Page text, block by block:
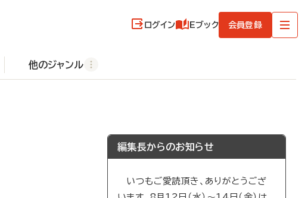
ログイン Eブック 会員登録
他のジャンル
編集長からのお知らせ
いつもご愛読頂き、ありがとうござ